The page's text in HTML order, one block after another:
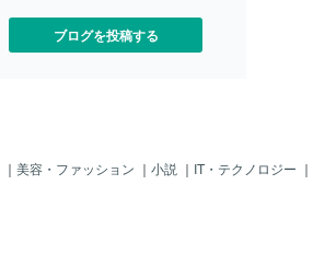
ブログを投稿する
｜ 美容・ファッション ｜ 小説 ｜ IT・テクノロジー ｜